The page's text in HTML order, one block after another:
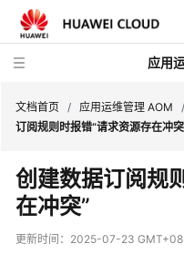
应用
最
新
动
文档首页 / 应用运维管理 AOM /
订阅规则时报错“请求资源存在冲
创建数据订阅规
在冲突”
更新时间： 2025-07-23